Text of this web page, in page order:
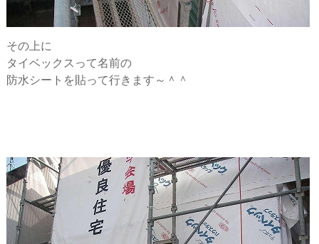
その上に
タイベックスって名前の
防水シートを貼って行きます～＾＾